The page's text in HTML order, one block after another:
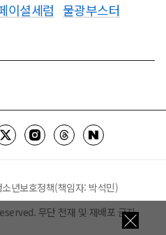
이셜세럼 물광부스터
소년보호정책(책임자: 박석민)
무단 전재 및 재배포 금지.